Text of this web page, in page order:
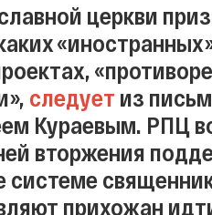
церкви
следует из
Кураевым. РПЦ
вторжения
прихожан